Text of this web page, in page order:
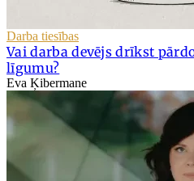
Darba tiesības
Vai darba devējs drīkst
līgumu?
Eva Ķibermane